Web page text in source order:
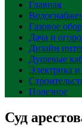
Главная
Газовое
Дача и
Дизайн
Душевые
Электрика и
Полезное
Суд